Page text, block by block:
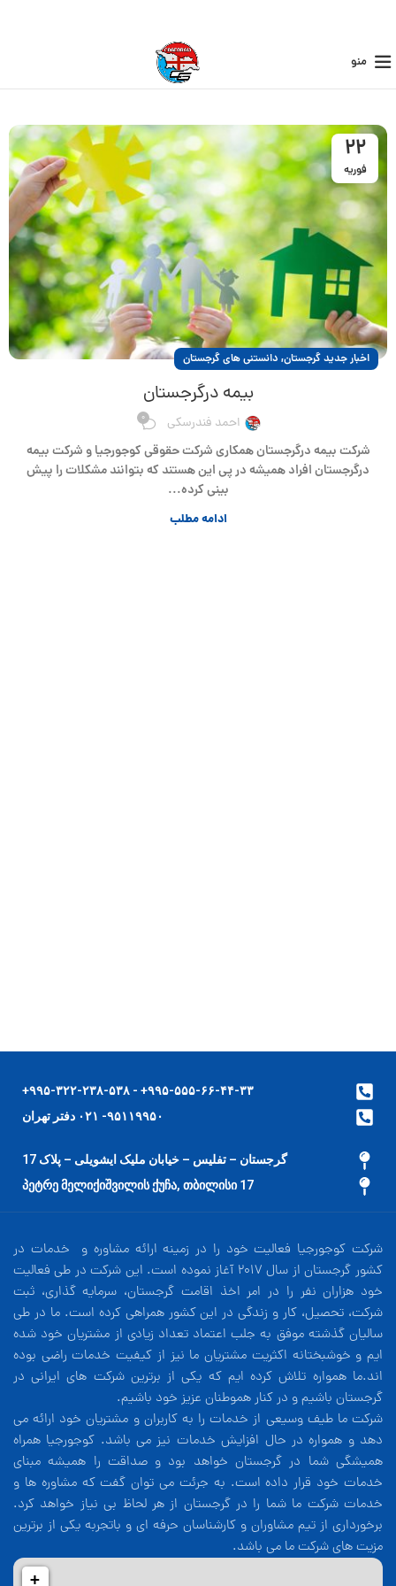
منو
22
فوریه
اخبار جدید گرجستان, دانستنی های گرجستان
بیمه درگرجستان
احمد فندرسکی 0
شرکت بیمه درگرجستان همکاری شرکت حقوقی کوجورجیا و شرکت بیمه
درگرجستان افراد همیشه در پی این هستند که بتوانند مشکلات را پیش
بینی کرده...
ادامه مطلب
۹۹۵-۵۵۵-۶۶-۴۴-۳۳+ - ۹۹۵-۳۲۲-۲۳۸-۵۳۸+
۹۵۱۱۹۹۵۰- ۰۲۱ دفتر تهران
گرجستان – تفلیس – خیابان ملیک ایشویلی – پلاک 17
17 პეტრე მელიქიშვილის ქუჩა, თბილისი
شرکت کوجورجیا فعالیت خود را در زمینه ارائه مشاوره و خدمات در
کشور گرجستان از سال 2017 آغاز نموده است. این شرکت در طی فعالیت
خود هزاران نفر را در امر اخذ اقامت گرجستان، سرمایه گذاری، ثبت
شرکت، تحصیل، کار و زندگی در این کشور همراهی کرده است. ما در طی
سالیان گذشته موفق به جلب اعتماد تعداد زیادی از مشتریان خود شده
ایم و خوشبختانه اکثریت مشتریان ما نیز از کیفیت خدمات راضی بوده
اند.ما همواره تلاش کرده ایم که یکی از برترین شرکت های ایرانی در
گرجستان باشیم و در کنار هموطنان عزیز خود باشیم.
شرکت ما طیف وسیعی از خدمات را به کاربران و مشتریان خود ارائه می
دهد و همواره در حال افزایش خدمات نیز می باشد. کوجورجیا همراه
همیشگی شما در گرجستان خواهد بود و صداقت را همیشه مبنای
خدمات خود قرار داده است. به جرئت می توان گفت که مشاوره ها و
خدمات شرکت ما شما را در گرجستان از هر لحاظ بی نیاز خواهد کرد.
برخورداری از تیم مشاوران و کارشناسان حرفه ای و باتجربه یکی از برترین
مزیت های شرکت ما می باشد.
+